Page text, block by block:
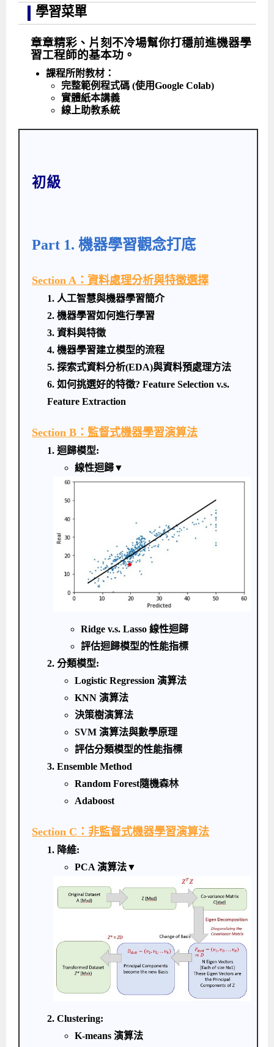
學習菜單
章章精彩、片刻不冷場幫你打穩前進機器學
習工程師的基本功。
課程所附教材：
完整範例程式碼 (使用Google Colab)
實體紙本講義
線上助教系統
初級
Part 1. 機器學習觀念打底
Section A：資料處理分析與特徵選擇
1. 人工智慧與機器學習簡介
2. 機器學習如何進行學習
3. 資料與特徵
4. 機器學習建立模型的流程
5. 探索式資料分析(EDA)與資料預處理方法
6. 如何挑選好的特徵? Feature Selection v.s.
Feature Extraction
Section B：監督式機器學習演算法
1. 迴歸模型:
線性迴歸▼
Ridge v.s. Lasso 線性迴歸
評估迴歸模型的性能指標
2. 分類模型:
Logistic Regression 演算法
KNN 演算法
決策樹演算法
SVM 演算法與數學原理
評估分類模型的性能指標
3. Ensemble Method
Random Forest隨機森林
Adaboost
Section C：非監督式機器學習演算法
1. 降維:
PCA 演算法▼
2. Clustering:
K-means 演算法